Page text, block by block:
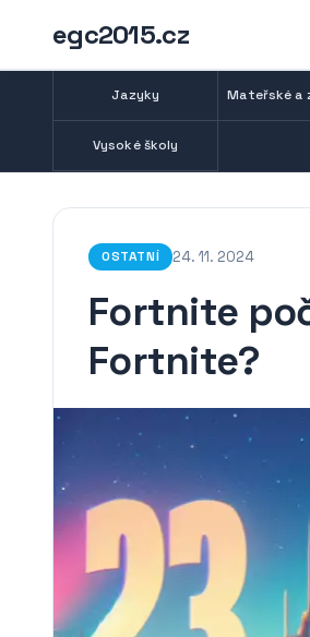
egc2015.cz
Jazyky Mateřské a
Vysoké školy
OSTATNÍ 24. 11. 2024
Fortnite
Fortnite?